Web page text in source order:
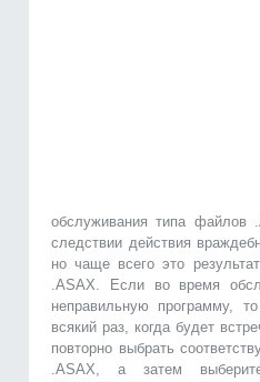
обслуживания типа файлов
следствии действия
но чаще всего это
.ASAX. Если во время
неправильную программу,
всякий раз, когда будет
повторно выбрать
.ASAX, а затем